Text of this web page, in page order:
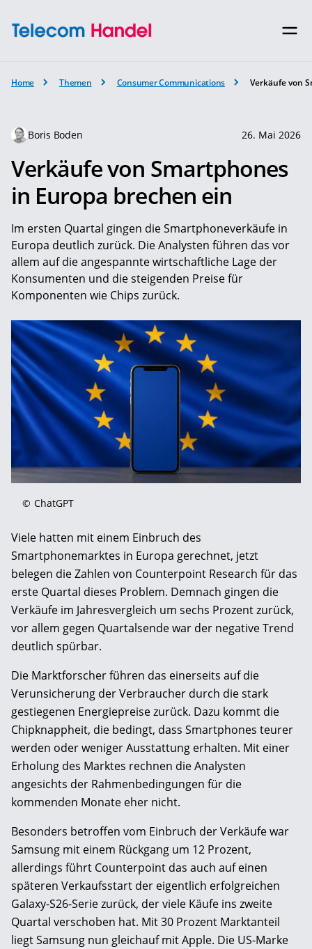
Home Themen Consumer Communications Verkäufe von
Boris Boden 26. Mai 2026
Verkäufe von Smartphones
in Europa brechen ein
Im ersten Quartal gingen die Smartphoneverkäufe in
Europa deutlich zurück. Die Analysten führen das vor
allem auf die angespannte wirtschaftliche Lage der
Konsumenten und die steigenden Preise für
Komponenten wie Chips zurück.
© ChatGPT
Viele hatten mit einem Einbruch des
Smartphonemarktes in Europa gerechnet, jetzt
belegen die Zahlen von Counterpoint Research für das
erste Quartal dieses Problem. Demnach gingen die
Verkäufe im Jahresvergleich um sechs Prozent zurück,
vor allem gegen Quartalsende war der negative Trend
deutlich spürbar.
Die Marktforscher führen das einerseits auf die
Verunsicherung der Verbraucher durch die stark
gestiegenen Energiepreise zurück. Dazu kommt die
Chipknappheit, die bedingt, dass Smartphones teurer
werden oder weniger Ausstattung erhalten. Mit einer
Erholung des Marktes rechnen die Analysten
angesichts der Rahmenbedingungen für die
kommenden Monate eher nicht.
Besonders betroffen vom Einbruch der Verkäufe war
Samsung mit einem Rückgang um 12 Prozent,
allerdings führt Counterpoint das auch auf einen
späteren Verkaufsstart der eigentlich erfolgreichen
Galaxy-S26-Serie zurück, der viele Käufe ins zweite
Quartal verschoben hat. Mit 30 Prozent Marktanteil
liegt Samsung nun gleichauf mit Apple. Die US-Marke